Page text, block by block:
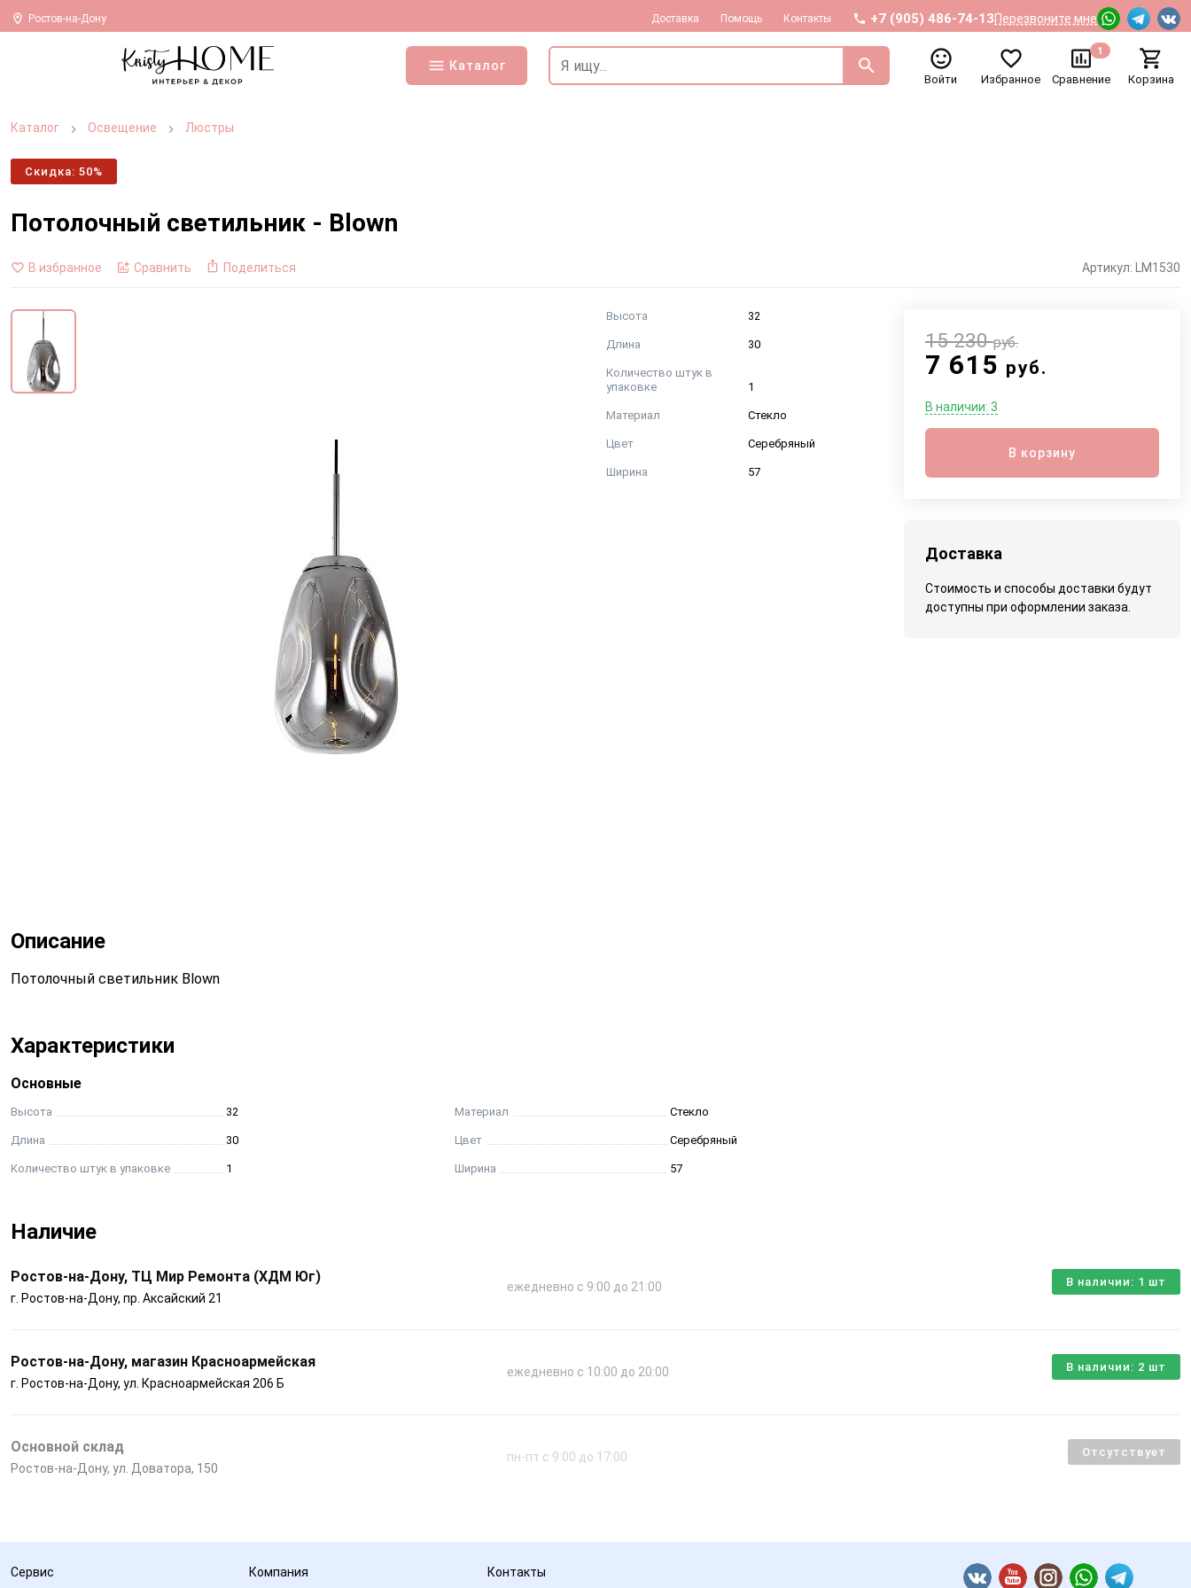
Ростов-на-Дону Доставка Помощь Контакты +7 (905) 486-74-13Перезвоните мне
Каталог
Войти Избранное Сравнение
1
Корзина
Каталог Освещение Люстры
Скидка: 50%
Потолочный светильник - Blown
В избранное Сравнить Поделиться Артикул: LM1530
Высота 32
Длина 30
Количество штук в
упаковке
1
Материал Стекло
Цвет Серебряный
Ширина 57
7 615 руб.
15 230руб.
В наличии: 3
В корзину
Доставка
Стоимость и способы доставки будут
доступны при оформлении заказа.
Описание
Потолочный светильник Blown
Характеристики
Основные
Высота 32
Длина 30
Количество штук в упаковке 1
Материал Стекло
Цвет Серебряный
Ширина 57
Наличие
Ростов-на-Дону, ТЦ Мир Ремонта (ХДМ Юг)
г. Ростов-на-Дону, пр. Аксайский 21
ежедневно с 9:00 до 21:00 В наличии: 1 шт
Ростов-на-Дону, магазин Красноармейская
г. Ростов-на-Дону, ул. Красноармейская 206 Б
ежедневно с 10:00 до 20:00 В наличии: 2 шт
Основной склад
Ростов-на-Дону, ул. Доватора, 150
пн-пт с 9:00 до 17:00 Отсутствует
Сервис Компания Контакты